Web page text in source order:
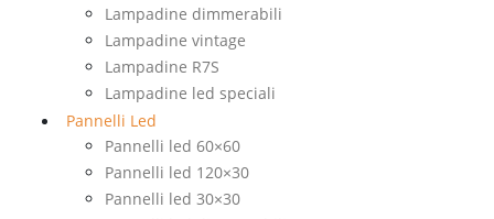
Lampadine dimmerabili
Lampadine vintage
Lampadine R7S
Lampadine led speciali
Pannelli Led
Pannelli led 60×60
Pannelli led 120×30
Pannelli led 30×30